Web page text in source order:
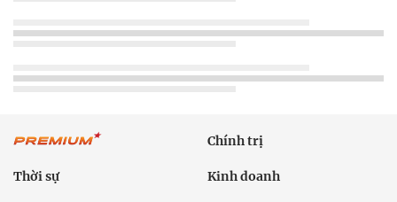
Chính trị
Thời sự Kinh doanh